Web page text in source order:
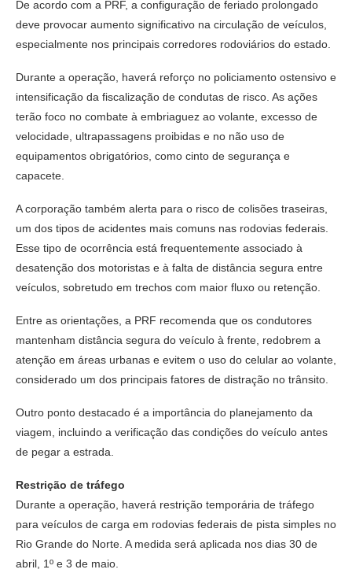
De acordo com a PRF, a configuração de feriado prolongado
deve provocar aumento significativo na circulação de veículos,
especialmente nos principais corredores rodoviários do estado.
Durante a operação, haverá reforço no policiamento ostensivo e
intensificação da fiscalização de condutas de risco. As ações
terão foco no combate à embriaguez ao volante, excesso de
velocidade, ultrapassagens proibidas e no não uso de
equipamentos obrigatórios, como cinto de segurança e
capacete.
A corporação também alerta para o risco de colisões traseiras,
um dos tipos de acidentes mais comuns nas rodovias federais.
Esse tipo de ocorrência está frequentemente associado à
desatenção dos motoristas e à falta de distância segura entre
veículos, sobretudo em trechos com maior fluxo ou retenção.
Entre as orientações, a PRF recomenda que os condutores
mantenham distância segura do veículo à frente, redobrem a
atenção em áreas urbanas e evitem o uso do celular ao volante,
considerado um dos principais fatores de distração no trânsito.
Outro ponto destacado é a importância do planejamento da
viagem, incluindo a verificação das condições do veículo antes
de pegar a estrada.
Restrição de tráfego
Durante a operação, haverá restrição temporária de tráfego
para veículos de carga em rodovias federais de pista simples no
Rio Grande do Norte. A medida será aplicada nos dias 30 de
abril, 1º e 3 de maio.